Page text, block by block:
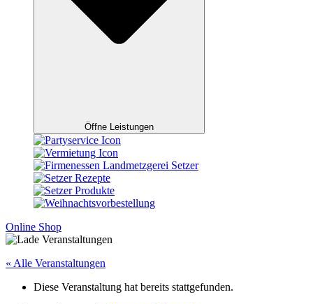
Öffne Leistungen
Online Shop
« Alle Veranstaltungen
Diese Veranstaltung hat bereits stattgefunden.